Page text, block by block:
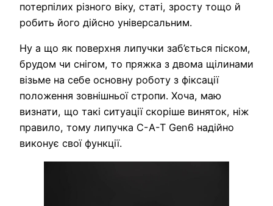
потерпілих різного віку, статі, зросту тощо й
робить його дійсно універсальним.
Ну а що як поверхня липучки заб’ється піском,
брудом чи снігом, то пряжка з двома щілинами
візьме на себе основну роботу з фіксації
положення зовнішньої стропи. Хоча, маю
визнати, що такі ситуації скоріше виняток, ніж
правило, тому липучка C-A-T Gen6 надійно
виконує свої функції.